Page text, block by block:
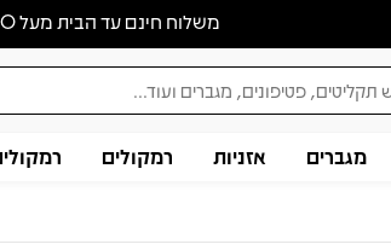
משלוח חינם עד הבית מעל 350 ש״ח
מגברים אזניות רמקולים